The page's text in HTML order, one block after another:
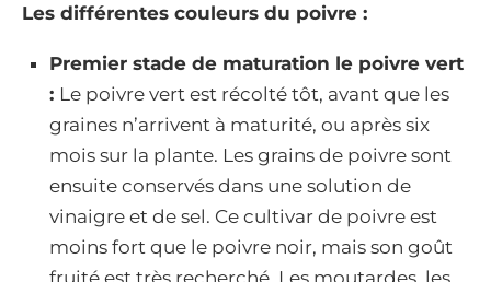
Les différentes couleurs du poivre :
Premier stade de maturation le poivre vert
: Le poivre vert est récolté tôt, avant que les
graines n’arrivent à maturité, ou après six
mois sur la plante. Les grains de poivre sont
ensuite conservés dans une solution de
vinaigre et de sel. Ce cultivar de poivre est
moins fort que le poivre noir, mais son goût
fruité est très recherché. Les moutardes, les